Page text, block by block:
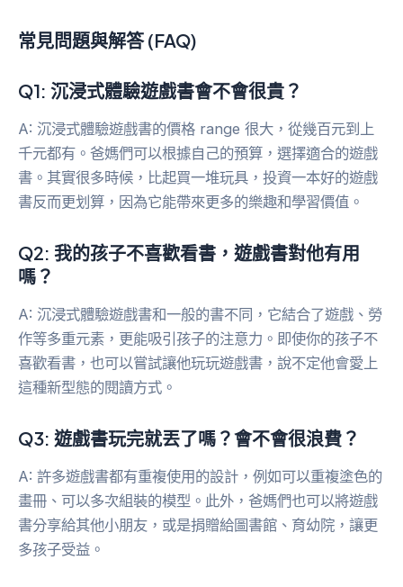
常見問題與解答 (FAQ)
Q1: 沉浸式體驗遊戲書會不會很貴？
A: 沉浸式體驗遊戲書的價格 range 很大，從幾百元到上
千元都有。爸媽們可以根據自己的預算，選擇適合的遊戲
書。其實很多時候，比起買一堆玩具，投資一本好的遊戲
書反而更划算，因為它能帶來更多的樂趣和學習價值。
Q2: 我的孩子不喜歡看書，遊戲書對他有用
嗎？
A: 沉浸式體驗遊戲書和一般的書不同，它結合了遊戲、勞
作等多重元素，更能吸引孩子的注意力。即使你的孩子不
喜歡看書，也可以嘗試讓他玩玩遊戲書，說不定他會愛上
這種新型態的閱讀方式。
Q3: 遊戲書玩完就丟了嗎？會不會很浪費？
A: 許多遊戲書都有重複使用的設計，例如可以重複塗色的
畫冊、可以多次組裝的模型。此外，爸媽們也可以將遊戲
書分享給其他小朋友，或是捐贈給圖書館、育幼院，讓更
多孩子受益。